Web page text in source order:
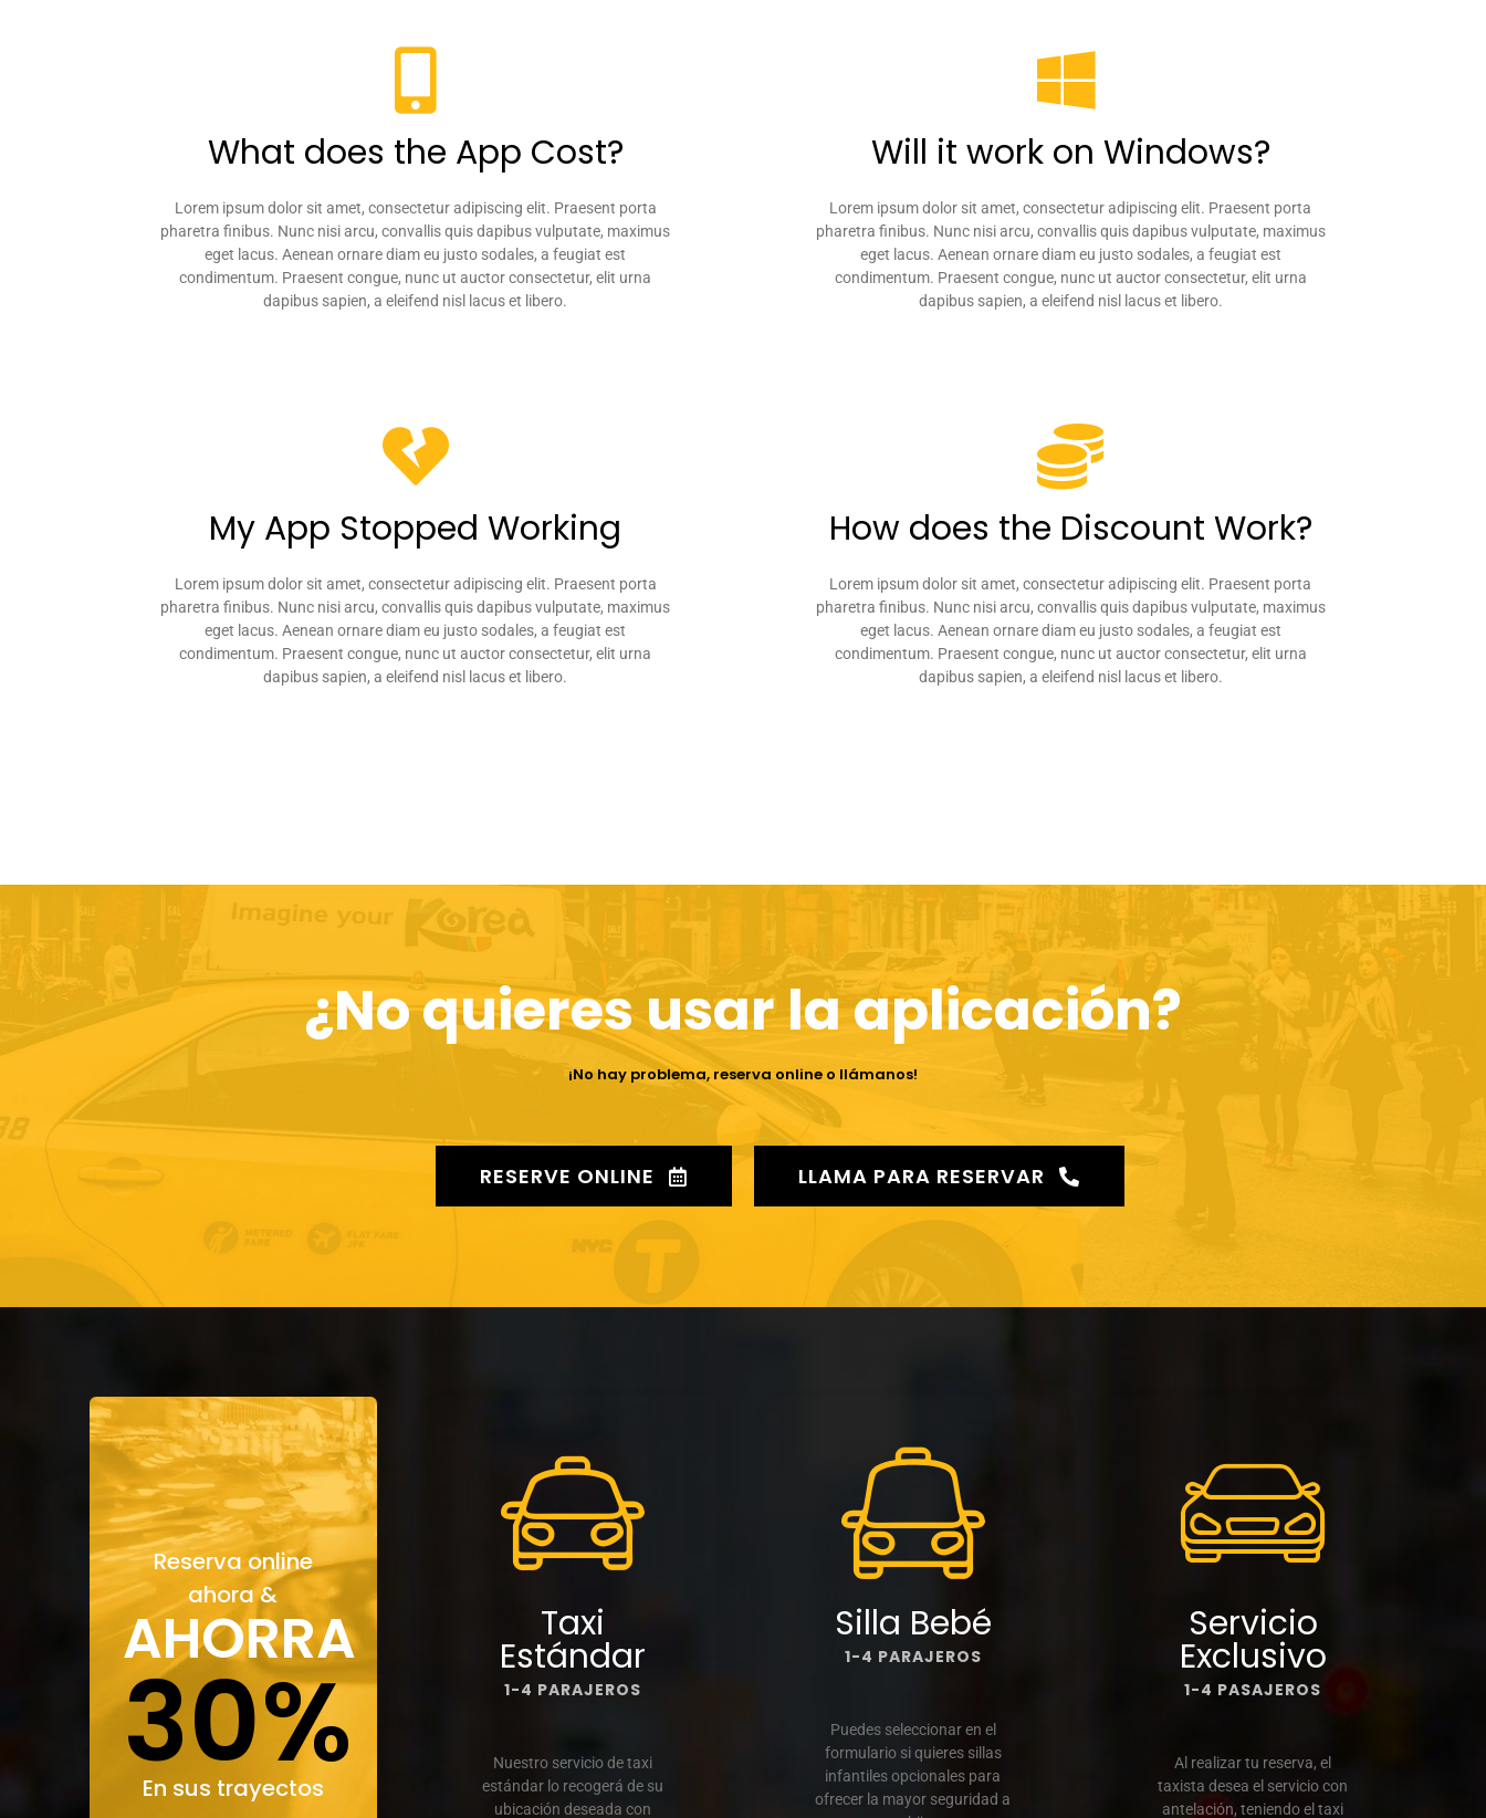
What does the App Cost?
Lorem ipsum dolor sit amet, consectetur adipiscing elit. Praesent porta
pharetra finibus. Nunc nisi arcu, convallis quis dapibus vulputate, maximus
eget lacus. Aenean ornare diam eu justo sodales, a feugiat est
condimentum. Praesent congue, nunc ut auctor consectetur, elit urna
dapibus sapien, a eleifend nisl lacus et libero.
Will it work on Windows?
Lorem ipsum dolor sit amet, consectetur adipiscing elit. Praesent porta
pharetra finibus. Nunc nisi arcu, convallis quis dapibus vulputate, maximus
eget lacus. Aenean ornare diam eu justo sodales, a feugiat est
condimentum. Praesent congue, nunc ut auctor consectetur, elit urna
dapibus sapien, a eleifend nisl lacus et libero.
My App Stopped Working
Lorem ipsum dolor sit amet, consectetur adipiscing elit. Praesent porta
pharetra finibus. Nunc nisi arcu, convallis quis dapibus vulputate, maximus
eget lacus. Aenean ornare diam eu justo sodales, a feugiat est
condimentum. Praesent congue, nunc ut auctor consectetur, elit urna
dapibus sapien, a eleifend nisl lacus et libero.
How does the Discount Work?
Lorem ipsum dolor sit amet, consectetur adipiscing elit. Praesent porta
pharetra finibus. Nunc nisi arcu, convallis quis dapibus vulputate, maximus
eget lacus. Aenean ornare diam eu justo sodales, a feugiat est
condimentum. Praesent congue, nunc ut auctor consectetur, elit urna
dapibus sapien, a eleifend nisl lacus et libero.
¿No quieres usar la aplicación?
¡No hay problema, reserva online o llámanos!
RESERVE ONLINE LLAMA PARA RESERVAR
Reserva online
ahora &
AHORRA
30%
En sus trayectos
Taxi
Estándar
1-4 PARAJEROS
Nuestro servicio de taxi
estándar lo recogerá de su
ubicación deseada con
Silla Bebé
1-4 PARAJEROS
Puedes seleccionar en el
formulario si quieres sillas
infantiles opcionales para
ofrecer la mayor seguridad a
Servicio
Exclusivo
1-4 PASAJEROS
Al realizar tu reserva, el
taxista desea el servicio con
antelación, teniendo el taxi